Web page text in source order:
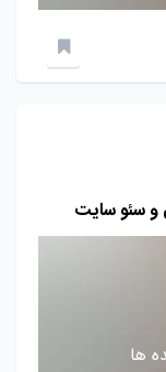
و سئو سایت
ها